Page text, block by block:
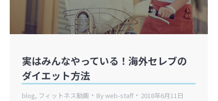
実はみんなやっている！海外セレブの
ダイエット方法
blog, フィットネス動画 Byweb-staff 2018年6月11日